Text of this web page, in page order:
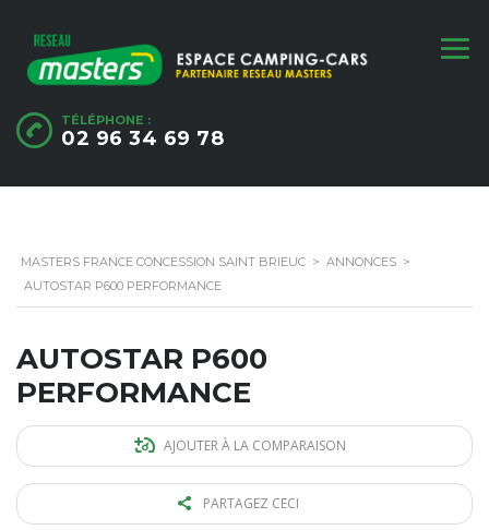
TÉLÉPHONE :
02 96 34 69 78
MASTERS FRANCE CONCESSION SAINT BRIEUC > ANNONCES >
AUTOSTAR P600 PERFORMANCE
AUTOSTAR P600
PERFORMANCE
AJOUTER À LA COMPARAISON
PARTAGEZ CECI